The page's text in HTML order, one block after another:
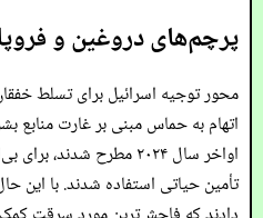
پرچم‌های دروغین و
محور توجیه اسرائیل برای تسلط
اتهام به حماس مبنی بر غارت منابع
اواخر سال ۲۰۲۴ مطرح
تأمین حیاتی استفاده شدند. با این